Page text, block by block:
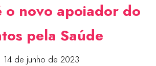
o novo apoiador do
pela Saúde
14 de junho de 2023